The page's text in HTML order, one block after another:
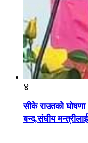
४
सीके राउतको घोषणा
बन्द,संघीय